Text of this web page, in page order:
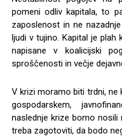
pomeni odliv kapitala, to
zaposlenost in ne
ljudi v tujino. Kapital je
napisane v koalicijski
sproščenosti in večje
V krizi moramo biti trdni, ne
gospodarskem,
naslednje krize bomo nosili
treba zagotoviti, da bodo